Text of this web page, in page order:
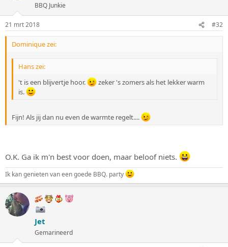
BBQ Junkie
21 mrt 2018 #32
Dominique zei:
Hans zei:
't is een blijvertje hoor.
zeker 's zomers als het lekker warm
is.
Fijn! Als jij dan nu even de warmte regelt....
O.K. Ga ik m'n best voor doen, maar beloof niets.
Ik kan genieten van een goede BBQ. party
Jet
Gemarineerd